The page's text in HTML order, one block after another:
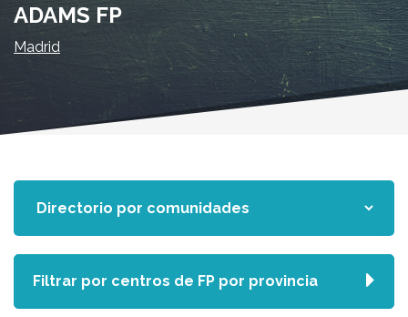
ADAMS FP
Madrid
Filtrar por centros de FP por provincia